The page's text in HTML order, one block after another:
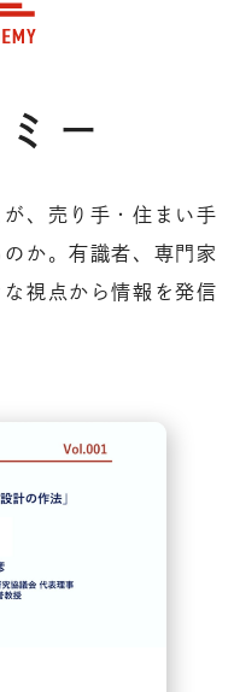
ー
が、売り手・住まい手
のか。有識者、専門家
視点から情報を発信